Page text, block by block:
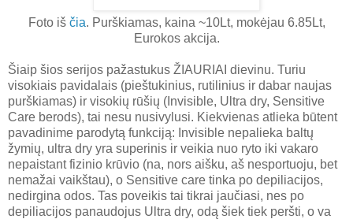
Foto iš čia. Purškiamas, kaina ~10Lt, mokėjau 6.85Lt,
Eurokos akcija.
Šiaip šios serijos pažastukus ŽIAURIAI dievinu. Turiu
visokiais pavidalais (pieštukinius, rutilinius ir dabar naujas
purškiamas) ir visokių rūšių (Invisible, Ultra dry, Sensitive
Care berods), tai nesu nusivylusi. Kiekvienas atlieka būtent
pavadinime parodytą funkciją: Invisible nepalieka baltų
žymių, ultra dry yra superinis ir veikia nuo ryto iki vakaro
nepaistant fizinio krūvio (na, nors aišku, aš nesportuoju, bet
nemažai vaikštau), o Sensitive care tinka po depiliacijos,
nedirgina odos. Tas poveikis tai tikrai jaučiasi, nes po
depiliacijos panaudojus Ultra dry, odą šiek tiek peršti, o va